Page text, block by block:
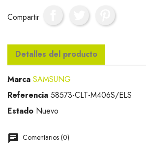
Compartir
Detalles del producto
Marca SAMSUNG
Referencia 58573-CLT-M406S/ELS
Estado Nuevo
Comentarios (0)